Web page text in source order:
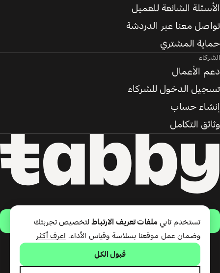
حمّل التطبيق
تقدّم شركة تابي ذ.م.م خدمة الدفع
الأسئلة الشائعة للعميل
تواصل معنا عبر الدردشة
حماية المشتري
الشركاء
دعم الأعمال
تسجيل الدخول للشركاء
إنشاء حساب
وثائق التكامل
تستخدم تابي ملفات تعريف الارتباطلتخصيص تجربتك
وضمان عمل موقعنا بسلاسة وقياس الأداء.
اعرف أكثر
قبول الكل